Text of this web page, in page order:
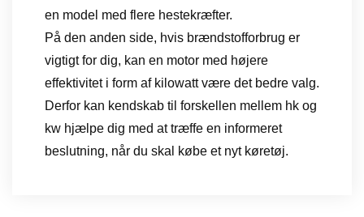
en model med flere hestekræfter.
På den anden side, hvis brændstofforbrug er
vigtigt for dig, kan en motor med højere
effektivitet i form af kilowatt være det bedre valg.
Derfor kan kendskab til forskellen mellem hk og
kw hjælpe dig med at træffe en informeret
beslutning, når du skal købe et nyt køretøj.